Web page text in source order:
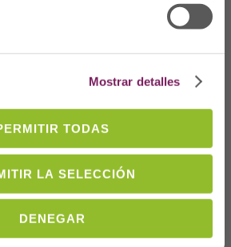
Mostrar detalles
TODAS
LA SELECCIÓN
DENEGAR